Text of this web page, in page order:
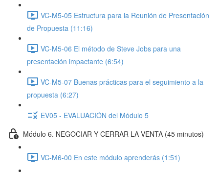
VC-M5-05 Estructura para la Reunión de Presentación
de Propuesta (11:16)
VC-M5-06 El método de Steve Jobs para una
presentación impactante (6:54)
VC-M5-07 Buenas prácticas para el seguimiento a la
propuesta (6:27)
EV05 - EVALUACIÓN del Módulo 5
Módulo 6. NEGOCIAR Y CERRAR LA VENTA (45 minutos)
VC-M6-00 En este módulo aprenderás (1:51)